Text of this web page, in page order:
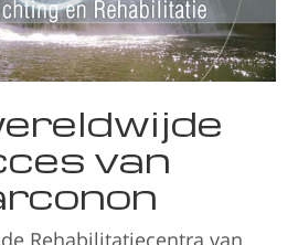
van
Rehabilitatiecentra van